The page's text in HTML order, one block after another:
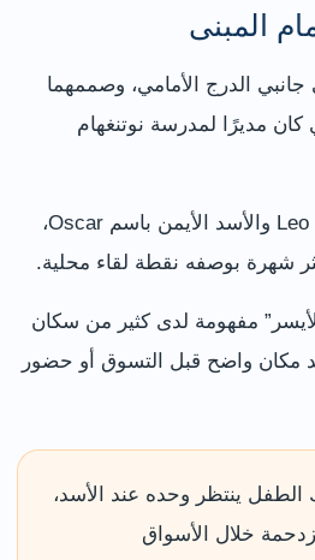
المبنى
الدرج الأمامي، وصممهما
مديرًا لمدرسة نوتنغهام
يعرف الأسد الأيسر باسم Leo والأسد الأيمن باسم Oscar،
شهرة بوصفه نقطة لقاء محلية.
مفهومة لدى كثير من سكان
مكان واضح قبل التسوق أو حضور
الطفل ينتظر وحده عند الأسد،
خلال الأسواق